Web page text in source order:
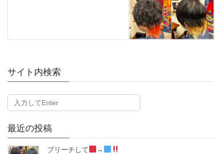
サイト内検索
最近の投稿
ブリーチして →